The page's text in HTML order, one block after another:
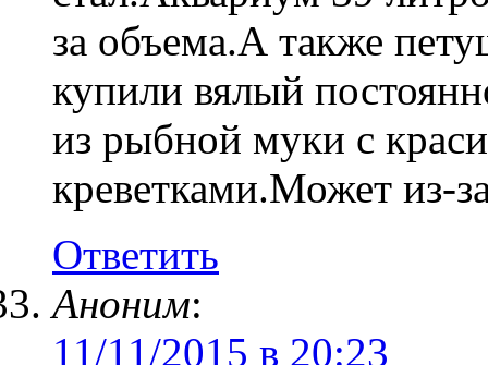
за объема.А также
купили вялый
из рыбной муки с
креветками.Может из-
Ответить
Аноним:
11/11/2015 в 20:23